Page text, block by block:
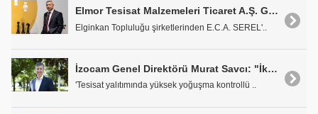
Elmor Tesisat Malzemeleri Ticaret A.Ş. Genel Müdürü Enver Öz: "Memleketimize ve İnsanlara Faydalı Olacak Yatırımları Sürdüreceğiz"
Elginkan Topluluğu şirketlerinden E.C.A. SEREL'..
İzocam Genel Direktörü Murat Savcı: "İklimlendirme Sektörüne Güvenle Hizmet Vermeye Devam Edeceğiz"
'Tesisat yalıtımında yüksek yoğuşma kontrollü ..